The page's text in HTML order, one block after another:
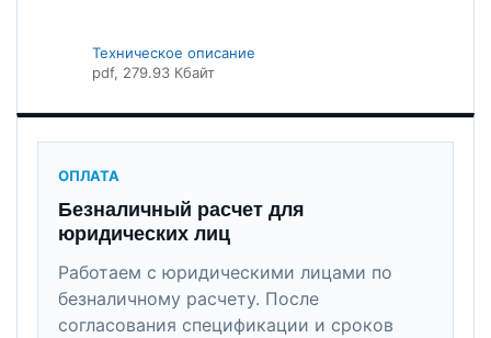
Техническое описание
pdf, 279.93 Кбайт
ОПЛАТА
Безналичный расчет для
юридических лиц
Работаем с юридическими лицами по
безналичному расчету. После
согласования спецификации и сроков